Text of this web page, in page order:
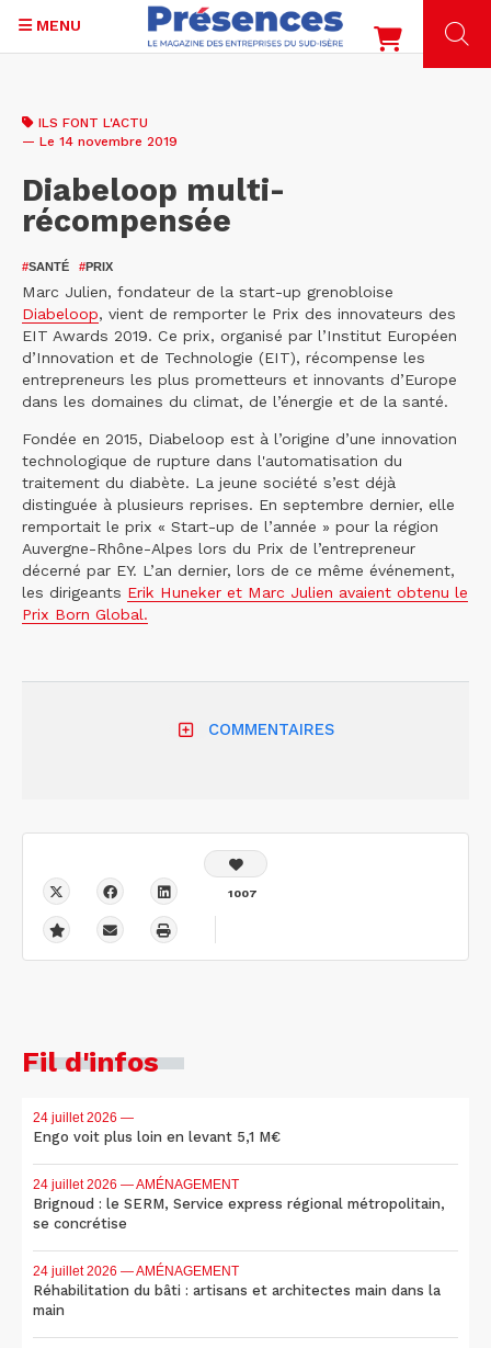
contenu
MENU
ILS FONT L'ACTU
— Le 14 novembre 2019
Diabeloop multi-
récompensée
#SANTÉ #PRIX
Marc Julien, fondateur de la start-up grenobloise
Diabeloop, vient de remporter le Prix des innovateurs des
EIT Awards 2019. Ce prix, organisé par l’Institut Européen
d’Innovation et de Technologie (EIT), récompense les
entrepreneurs les plus prometteurs et innovants d’Europe
dans les domaines du climat, de l’énergie et de la santé.
Fondée en 2015, Diabeloop est à l’origine d’une innovation
technologique de rupture dans l'automatisation du
traitement du diabète. La jeune société s’est déjà
distinguée à plusieurs reprises. En septembre dernier, elle
remportait le prix « Start-up de l’année » pour la région
Auvergne-Rhône-Alpes lors du Prix de l’entrepreneur
décerné par EY. L’an dernier, lors de ce même événement,
les dirigeants Erik Huneker et Marc Julien avaient obtenu le
Prix Born Global.
COMMENTAIRES
1007
Fil d'infos
24 juillet 2026 —
Engo voit plus loin en levant 5,1 M€
24 juillet 2026 — AMÉNAGEMENT
Brignoud : le SERM, Service express régional métropolitain,
se concrétise
24 juillet 2026 — AMÉNAGEMENT
Réhabilitation du bâti : artisans et architectes main dans la
main